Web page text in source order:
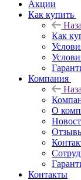
Акции
Как купить
Как
Компания
О
Контакты